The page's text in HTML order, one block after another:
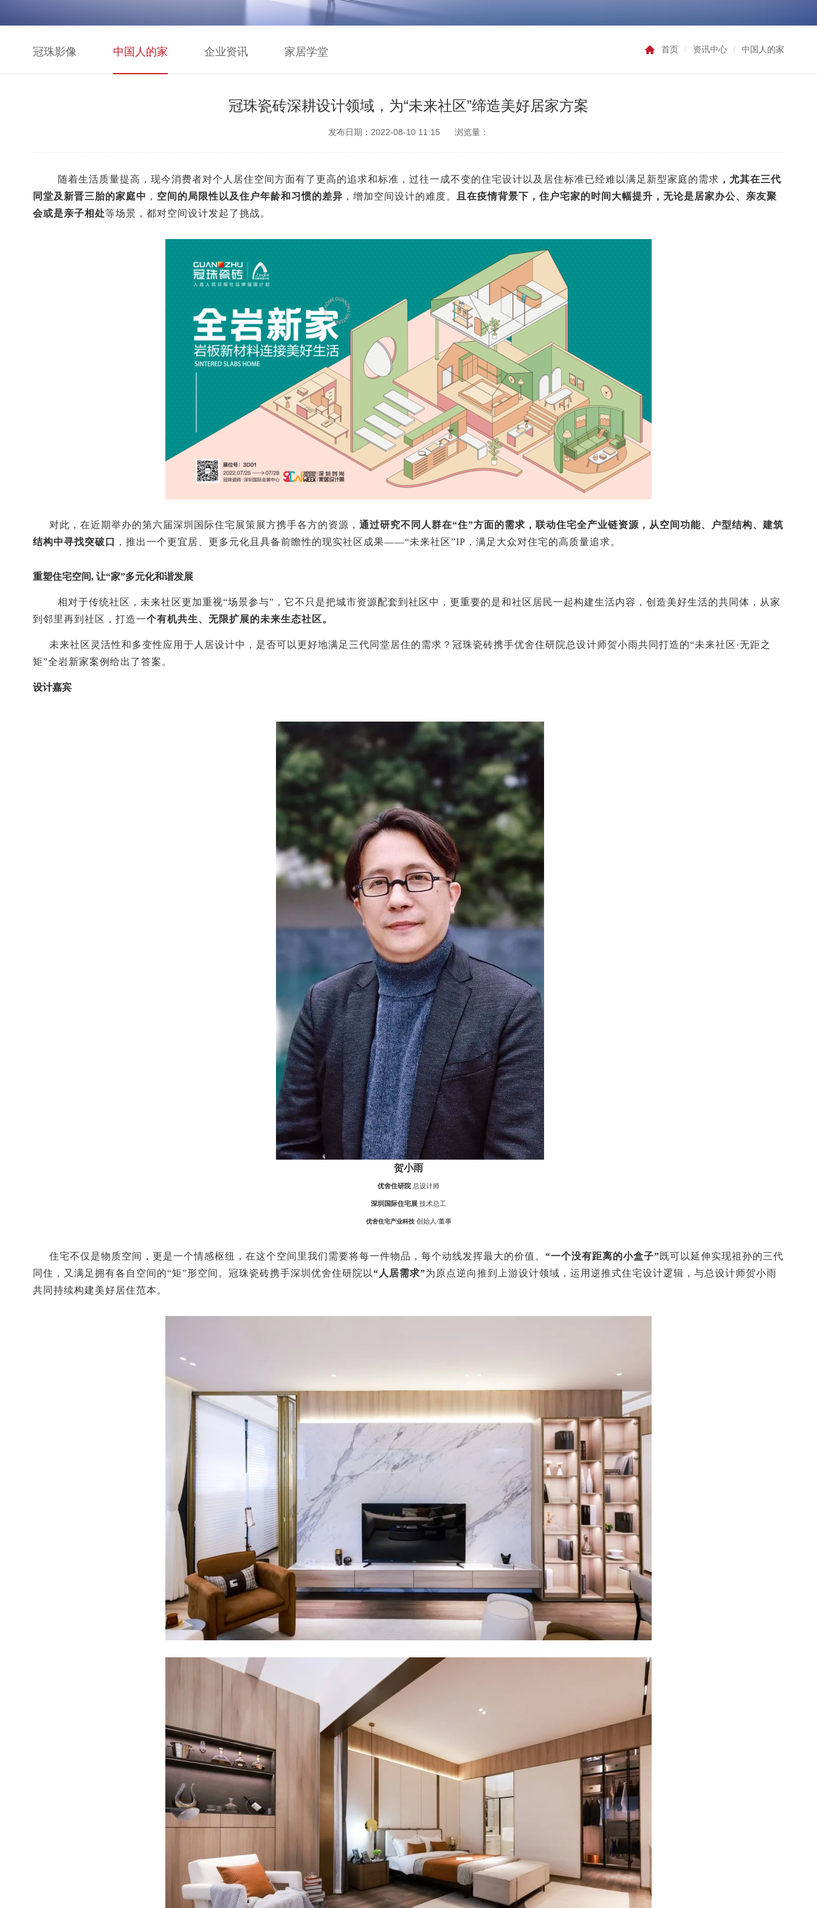
首页 / 资讯中心 / 中国人的家
冠珠影像 中国人的家 企业资讯 家居学堂
冠珠瓷砖深耕设计领域，为“未来社区”缔造美好居家方案
发布日期：2022-08-10 11:15 浏览量：
随着生活质量提高，现今消费者对个人居住空间方面有了更高的追求和标准，过往一成不变的住宅设计以及居住标准已经难以满足新型家庭的需求 ，尤其在三代
同堂及新晋三胎的家庭中 ， 空间的局限性以及住户年龄和习惯的差异 ，增加空间设计的难度。
且在疫情背景下，住户宅家的时间大幅提升，无论是居家办公、亲友聚
会或是亲子相处等场景，都对空间设计发起了挑战。
对此，在近期举办的第六届深圳国际住宅展策展方携手各方的资源， 通过研究不同人群在“住”方面的需求，联动住宅全产业链资源，从空间功能、户型结构、建筑
结构中寻找突破口
，推出一个更宜居、更多元化且具备前瞻性的现实社区成果——“未来社区”IP，满足大众对住宅的高质量追求。
重塑住宅空间, 让“家”多元化和谐发展
相对于传统社区，未来社区更加重视“场景参与”，它不只是把城市资源配套到社区中，更重要的是和社区居民一起构建生活内容，创造美好生活的共同体，从家
到邻里再到社区，打造一个有机共生、无限扩展的未来生态社区。
未来社区灵活性和多变性应用于人居设计中，是否可以更好地满足三代同堂居住的需求？冠珠瓷砖携手优舍住研院总设计师贺小雨共同打造的“未来社区·无距之
矩”全岩新家案例给出了答案 。
设计嘉宾
贺小雨
优舍住研院 总设计师
深圳国际住宅展 技术总工
优舍住宅产业科技 创始人/董事
住宅不仅是物质空间，更是一个情感枢纽，在这个空间里我们需要将每一件物品，每个动线发挥最大的价值。 “一个没有距离的小盒子”既可以延伸实现祖孙的三代
同住，又满足拥有各自空间的“矩”形空间。冠珠瓷砖携手深圳优舍住研院以“人居需求”为原点逆向推到上游设计领域，运用逆推式住宅设计逻辑，与总设计师贺小雨
共同持续构建美好居住范本。